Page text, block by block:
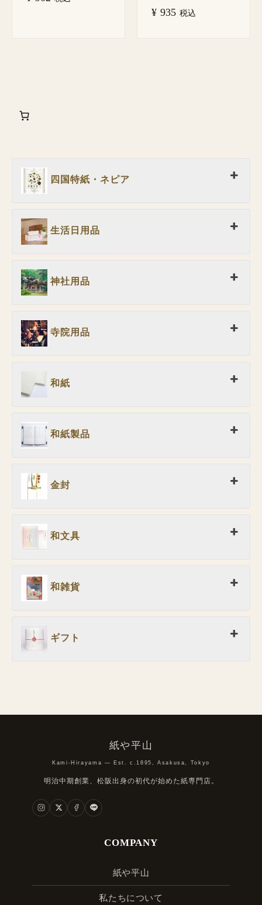
四国特紙・ネピア
生活日用品
神社用品
寺院用品
和紙
和紙製品
金封
和文具
和雑貨
ギフト
¥ 935 税込
紙や平山
Kami-Hirayama — Est. c.1895, Asakusa, Tokyo
明治中期創業、松阪出身の初代が始めた紙専門店。
COMPANY
紙や平山
私たちについて